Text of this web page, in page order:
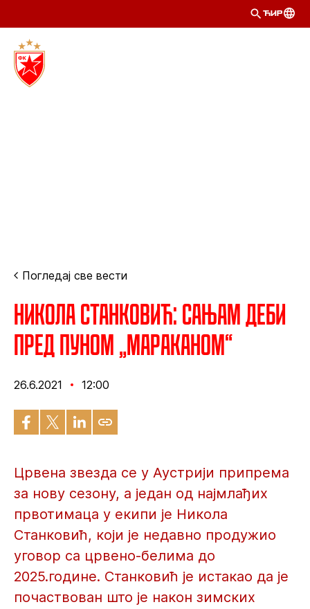
ЋИР
Погледај све вести
Никола Станковић: Сањам деби
пред пуном „Мараканом“
26.6.2021 12:00
Црвена звезда се у Аустрији припрема
за нову сезону, а један од најмлађих
првотимаца у екипи је Никола
Станковић, који је недавно продужио
уговор са црвено-белима до
2025.године. Станковић је истакао да је
почаствован што је након зимских